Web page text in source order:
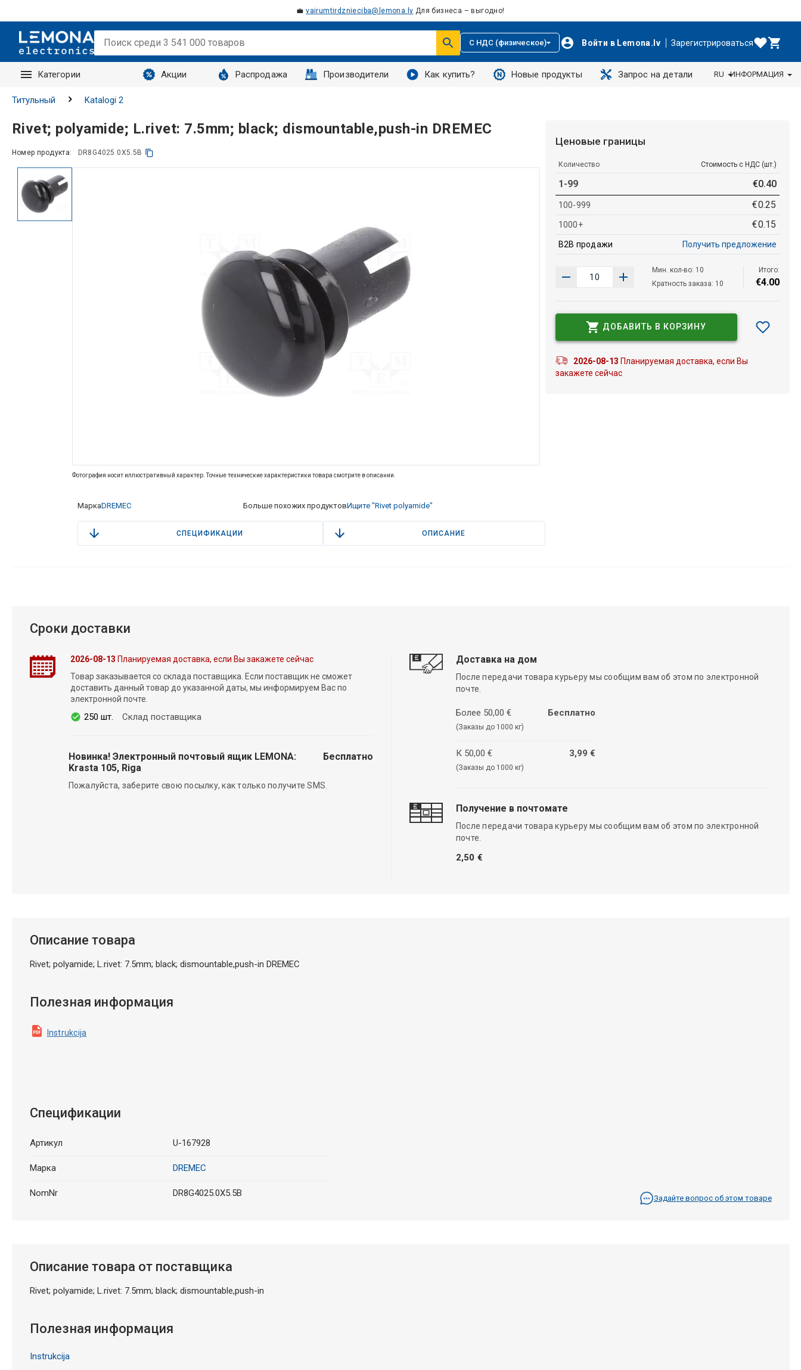
💼vairumtirdznieciba@lemona.lv Для бизнеса – выгодно!
С НДС (физическое) Войти в Lemona.lv Зарегистрироваться
Категории Акции Распродажа Производители Как купить? Новые продукты Запрос на детали
Запросы
RU ИНФОРМАЦИЯ
Титульный Katalogi 2
Rivet; polyamide; L.rivet: 7.5mm; black; dismountable,push-in DREMEC
Номер продукта: DR8G4025.0X5.5B
Фотография носит иллюстративный характер. Точные технические характеристики товара смотрите в описании.
МаркаDREMEC Больше похожих продуктовИщите "Rivet polyamide"
СПЕЦИФИКАЦИИ ОПИСАНИЕ
Ценовые границы
Количество Стоимость с НДС (шт.)
1-99 €0.40
100-999 €0.25
1000+ €0.15
B2B продажи Получить предложение
Мин. кол-во: 10
Кратность заказа: 10
Итого:
€4.00
ДОБАВИТЬ В КОРЗИНУ
2026-08-13 Планируемая доставка, если Вы
закажете сейчас
Сроки доставки
2026-08-13 Планируемая доставка, если Вы закажете сейчас
Товар заказывается со склада поставщика. Если поставщик не сможет
доставить данный товар до указанной даты, мы информируем Вас по
электронной почте.
250 шт. Склад поставщика
Новинка! Электронный почтовый ящик LEMONA:
Krasta 105, Riga
Бесплатно
Пожалуйста, заберите свою посылку, как только получите SMS.
Доставка на дом
После передачи товара курьеру мы сообщим вам об этом по электронной
почте.
Более 50,00 €
(Заказы до 1000 кг)
Бесплатно
К 50,00 €
(Заказы до 1000 кг)
3,99 €
Получение в почтомате
После передачи товара курьеру мы сообщим вам об этом по электронной
почте.
2,50 €
Описание товара
Rivet; polyamide; L.rivet: 7.5mm; black; dismountable,push-in DREMEC
Полезная информация
Instrukcija
Спецификации
Артикул U-167928
Марка DREMEC
NomNr DR8G4025.0X5.5B Задайте вопрос об этом товаре
Описание товара от поставщика
Rivet; polyamide; L.rivet: 7.5mm; black; dismountable,push-in
Полезная информация
Instrukcija